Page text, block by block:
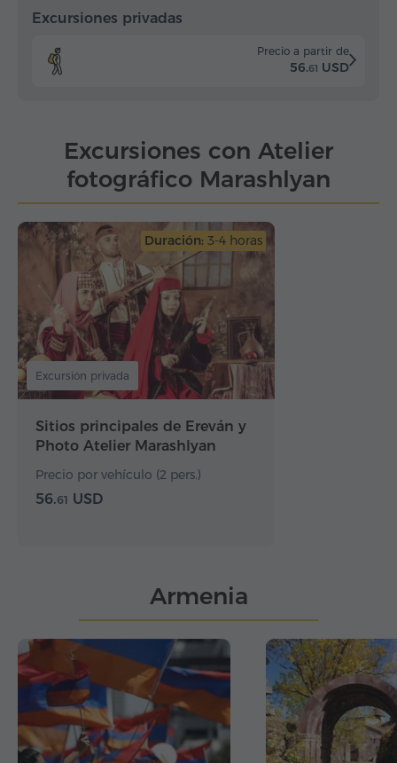
Excursiones privadas
Precio a partir de
56.61 USD
Excursiones con Atelier
fotográfico Marashlyan
Duración: 3-4 horas
Excursión privada
Sitios principales de Ereván y
Photo Atelier Marashlyan
Precio por vehículo (2 pers.)
56.61 USD
Armenia